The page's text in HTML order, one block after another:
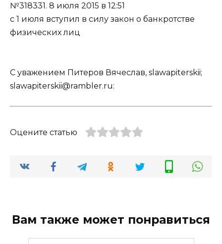
№318331. 8 июля 2015 в 12:51
с 1 июля вступил в силу закон о банкротстве
физических лиц
С уважением Питеров Вячеслав, slawapiterskii;
slawapiterskii@rambler.ru:
Оцените статью
Вам также может понравиться